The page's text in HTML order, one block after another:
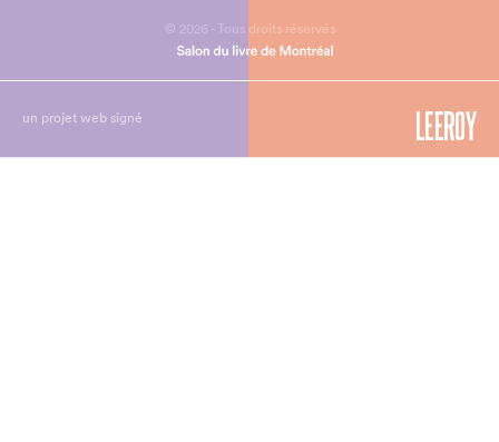
© 2026 - Tous droits réservés
un projet web signé